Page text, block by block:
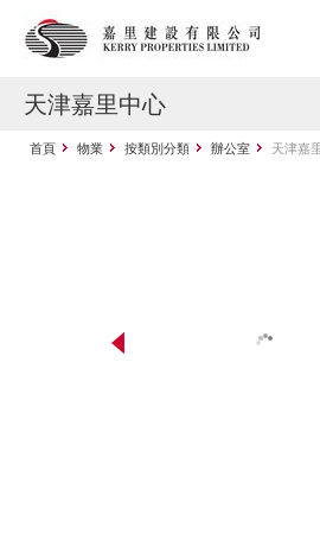
天津嘉里中心
首頁 物業 按類別分類 辦公室 天津嘉